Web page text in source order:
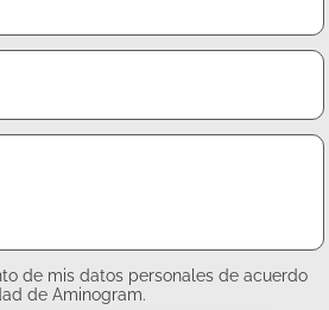
de mis datos personales de acuerdo
de Aminogram.